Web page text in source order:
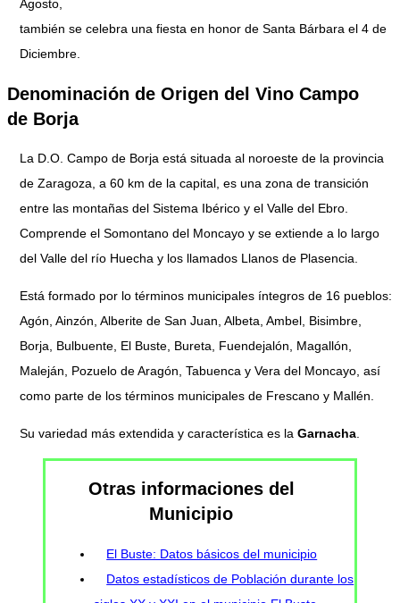
Agosto,
también se celebra una fiesta en honor de Santa Bárbara el 4 de
Diciembre.
Denominación de Origen del Vino Campo
de Borja
La D.O. Campo de Borja está situada al noroeste de la provincia
de Zaragoza, a 60 km de la capital, es una zona de transición
entre las montañas del Sistema Ibérico y el Valle del Ebro.
Comprende el Somontano del Moncayo y se extiende a lo largo
del Valle del río Huecha y los llamados Llanos de Plasencia.
Está formado por lo términos municipales íntegros de 16 pueblos:
Agón, Ainzón, Alberite de San Juan, Albeta, Ambel, Bisimbre,
Borja, Bulbuente, El Buste, Bureta, Fuendejalón, Magallón,
Maleján, Pozuelo de Aragón, Tabuenca y Vera del Moncayo, así
como parte de los términos municipales de Frescano y Mallén.
Su variedad más extendida y característica es la Garnacha.
Otras informaciones del
Municipio
El Buste: Datos básicos del municipio
Datos estadísticos de Población durante los